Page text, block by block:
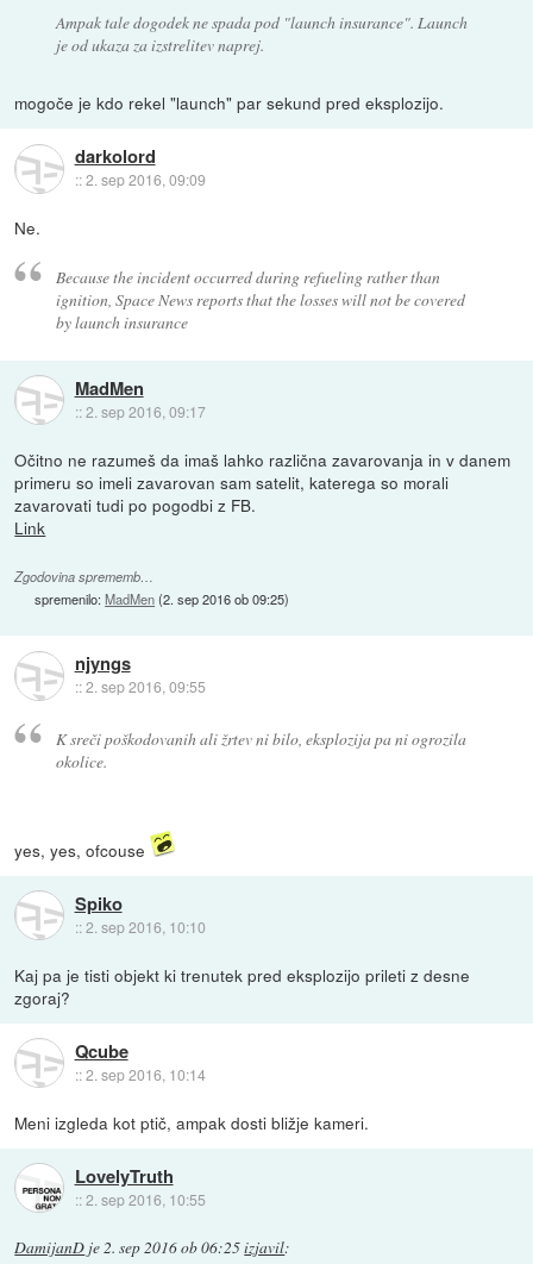
Ampak tale dogodek ne spada pod "launch insurance". Launch
je od ukaza za izstrelitev naprej.
mogoče je kdo rekel "launch" par sekund pred eksplozijo.
darkolord
::2. sep 2016, 09:09
Ne.
Because the incident occurred during refueling rather than
ignition, Space News reports that the losses will not be covered
by launch insurance
MadMen
::2. sep 2016, 09:17
Očitno ne razumeš da imaš lahko različna zavarovanja in v danem
primeru so imeli zavarovan sam satelit, katerega so morali
zavarovati tudi po pogodbi z FB.
Link
Zgodovina sprememb…
spremenilo:MadMen(2. sep 2016 ob 09:25)
njyngs
::2. sep 2016, 09:55
K sreči poškodovanih ali žrtev ni bilo, eksplozija pa ni ogrozila
okolice.
yes, yes, ofcouse
Spiko
::2. sep 2016, 10:10
Kaj pa je tisti objekt ki trenutek pred eksplozijo prileti z desne
zgoraj?
Qcube
::2. sep 2016, 10:14
Meni izgleda kot ptič, ampak dosti bližje kameri.
LovelyTruth
::2. sep 2016, 10:55
DamijanD je2. sep 2016 ob 06:25izjavil: